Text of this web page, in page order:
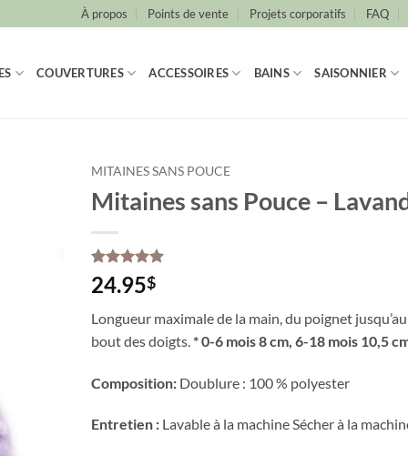
À propos Points de vente Projets corporatifs FAQ
COUVERTURES ACCESSOIRES BAINS SAISONNIER
MITAINES SANS POUCE
Mitaines sans Pouce –
Noté5sur
5 basé sur
1
client
24.95$
Longueur maximale de la main, du poignet jusqu’au
bout des doigts. * 0-6 mois 8 cm, 6-18 mois 10,5
Composition:Doublure : 100 % polyester
Entretien :Lavable à la machine Sécher à la